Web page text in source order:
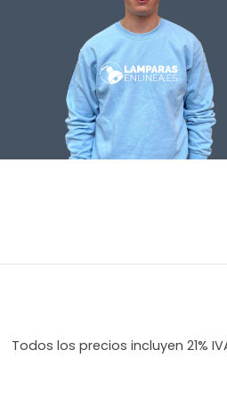
Contáctenos. Puede
correo electrónico a
Todos los precios incluyen 21%